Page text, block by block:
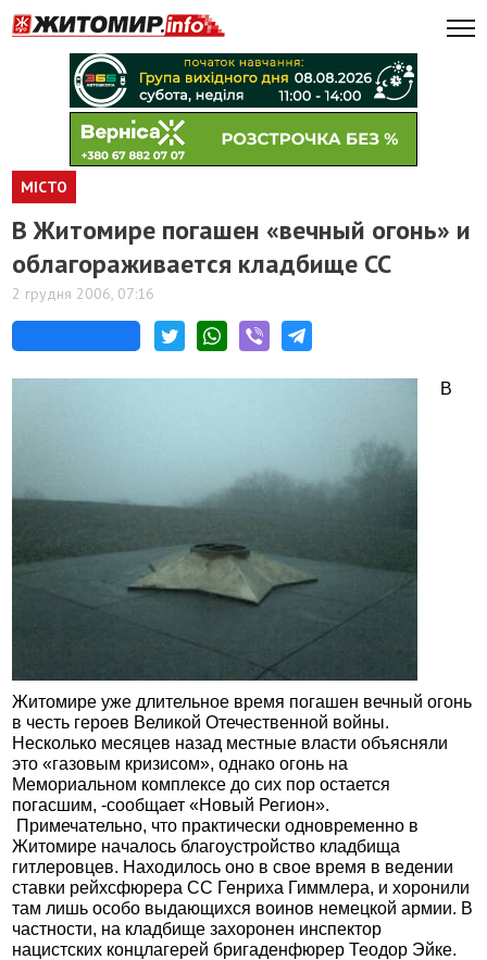
МІСТО
В Житомире погашен «вечный огонь» и
облагораживается кладбище СС
2 грудня 2006, 07:16
В
Житомире уже длительное время погашен вечный огонь
в честь героев Великой Отечественной войны.
Несколько месяцев назад местные власти объясняли
это «газовым кризисом», однако огонь на
Мемориальном комплексе до сих пор остается
погасшим, -сообщает «Новый Регион».
Примечательно, что практически одновременно в
Житомире началось благоустройство кладбища
гитлеровцев. Находилось оно в свое время в ведении
ставки рейхсфюрера СС Генриха Гиммлера, и хоронили
там лишь особо выдающихся воинов немецкой армии. В
частности, на кладбище захоронен инспектор
нацистских концлагерей бригаденфюрер Теодор Эйке.